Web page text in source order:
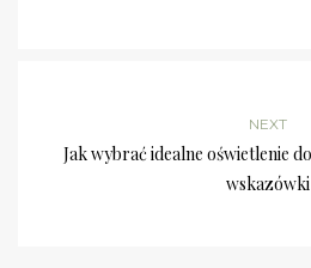
NEXT
Jak wybrać idealne oświetlenie
wskazówki